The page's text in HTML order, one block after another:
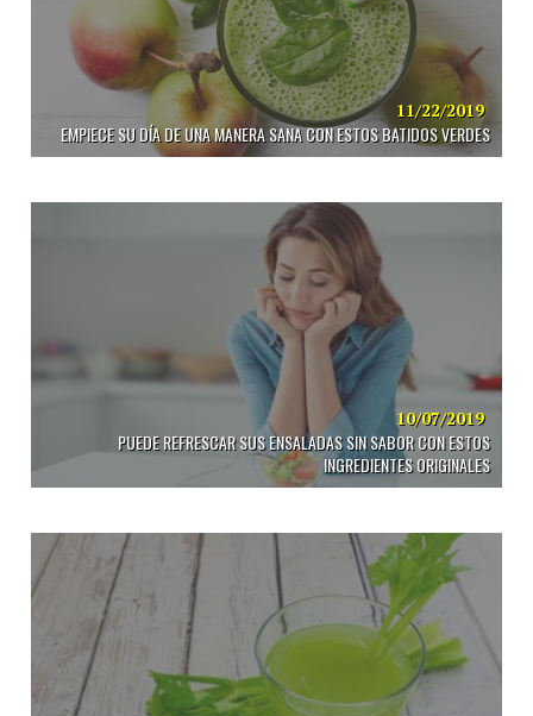
11/22/2019
EMPIECE SU DÍA DE UNA MANERA SANA CON ESTOS BATIDOS VERDES
10/07/2019
PUEDE REFRESCAR SUS ENSALADAS SIN SABOR CON ESTOS
INGREDIENTES ORIGINALES